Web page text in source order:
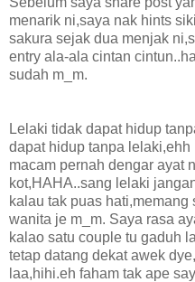
menarik ni,saya nak hints
sakura sejak dua menjak
entry ala-ala cintan
sudah m_m.
Lelaki tidak dapat hidup
dapat hidup tanpa
macam pernah dengar ayat
kot,HAHA..sang lelaki
kalau tak puas
wanita je m_m. Saya rasa
kalao satu couple tu gaduh
tetap datang dekat awek
laa,hihi.eh faham tak ape